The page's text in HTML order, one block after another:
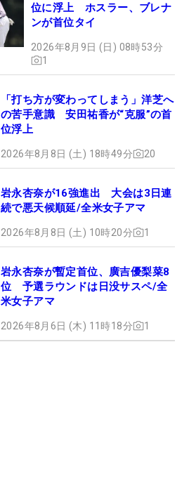
位に浮上 ホスラー、ブレナ
ンが首位タイ
2026年8月9日 (日) 08時53分
1
「打ち方が変わってしまう」洋芝へ
の苦手意識 安田祐香が“克服”の首
位浮上
2026年8月8日 (土) 18時49分 20
岩永杏奈が16強進出 大会は3日連
続で悪天候順延/全米女子アマ
2026年8月8日 (土) 10時20分 1
岩永杏奈が暫定首位、廣吉優梨菜8
位 予選ラウンドは日没サスペ/全
米女子アマ
2026年8月6日 (木) 11時18分 1